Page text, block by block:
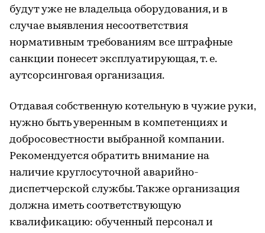
будут уже не владельца оборудования, и в
случае выявления несоответствия
нормативным требованиям все штрафные
санкции понесет эксплуатирующая, т. е.
аутсорсинговая организация.
Отдавая собственную котельную в чужие руки,
нужно быть уверенным в компетенциях и
добросовестности выбранной компании.
Рекомендуется обратить внимание на
наличие круглосуточной аварийно-
диспетчерской службы. Также организация
должна иметь соответствующую
квалификацию: обученный персонал и